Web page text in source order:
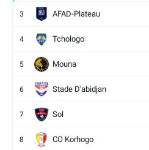
3 AFAD-Plateau
4 Tchologo
5 Mouna
6 Stade D'abidjan
7 Sol
8 CO Korhogo